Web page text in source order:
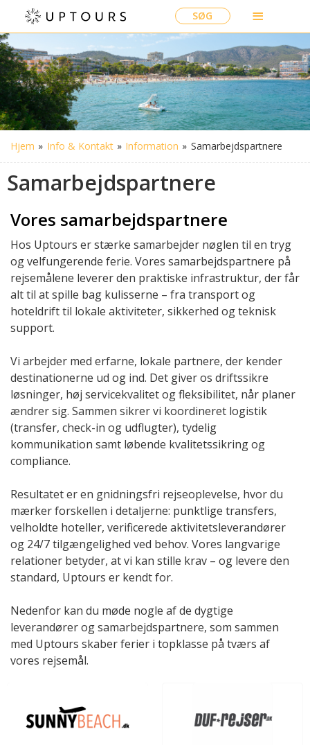
SØG
Hjem » Info & Kontakt » Information » Samarbejdspartnere
Samarbejdspartnere
Vores samarbejdspartnere
Hos Uptours er stærke samarbejder nøglen til en tryg
og velfungerende ferie. Vores samarbejdspartnere på
rejsemålene leverer den praktiske infrastruktur, der får
alt til at spille bag kulisserne – fra transport og
hoteldrift til lokale aktiviteter, sikkerhed og teknisk
support.
Vi arbejder med erfarne, lokale partnere, der kender
destinationerne ud og ind. Det giver os driftssikre
løsninger, høj servicekvalitet og fleksibilitet, når planer
ændrer sig. Sammen sikrer vi koordineret logistik
(transfer, check-in og udflugter), tydelig
kommunikation samt løbende kvalitetssikring og
compliance.
Resultatet er en gnidningsfri rejseoplevelse, hvor du
mærker forskellen i detaljerne: punktlige transfers,
velholdte hoteller, verificerede aktivitetsleverandører
og 24/7 tilgængelighed ved behov. Vores langvarige
relationer betyder, at vi kan stille krav – og levere den
standard, Uptours er kendt for.
Nedenfor kan du møde nogle af de dygtige
leverandører og samarbejdspartnere, som sammen
med Uptours skaber ferier i topklasse på tværs af
vores rejsemål.